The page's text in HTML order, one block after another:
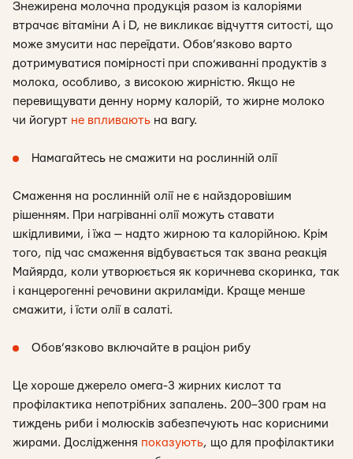
Знежирена молочна продукція разом із калоріями
втрачає вітаміни A і D, не викликає відчуття ситості, що
може змусити нас переїдати. Обов’язково варто
дотримуватися помірності при споживанні продуктів з
молока, особливо, з високою жирністю. Якщо не
перевищувати денну норму калорій, то жирне молоко
чи йогурт не впливають на вагу.
Намагайтесь не смажити на рослинній олії
Смаження на рослинній олії не є найздоровішим
рішенням. При нагріванні олії можуть ставати
шкідливими, і їжа — надто жирною та калорійною. Крім
того, під час смаження відбувається так звана реакція
Майярда, коли утворюється як коричнева скоринка, так
і канцерогенні речовини акриламіди. Краще менше
смажити, і їсти олії в салаті.
Обов’язково включайте в раціон рибу
Це хороше джерело омега-3 жирних кислот та
профілактика непотрібних запалень. 200–300 грам на
тиждень риби і молюсків забезпечують нас корисними
жирами. Дослідження показують, що для профілактики